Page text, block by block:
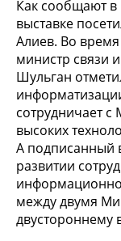
Как сообщают в
выставке
Алиев. Во
министр связи
Шульган
сотрудничает с
высоких
А подписанный
развитии
между двумя
двустороннему